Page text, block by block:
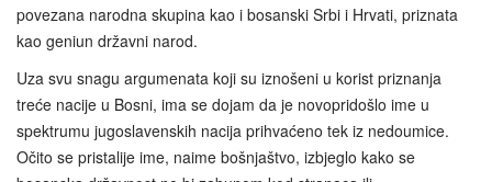
povezana narodna skupina kao i bosanski Srbi i Hrvati, priznata
kao geniun državni narod.
Uza svu snagu argumenata koji su iznošeni u korist priznanja
treće nacije u Bosni, ima se dojam da je novopridošlo ime u
spektrumu jugoslavenskih nacija prihvaćeno tek iz nedoumice.
Očito se pristalije ime, naime bošnjaštvo, izbjeglo kako se